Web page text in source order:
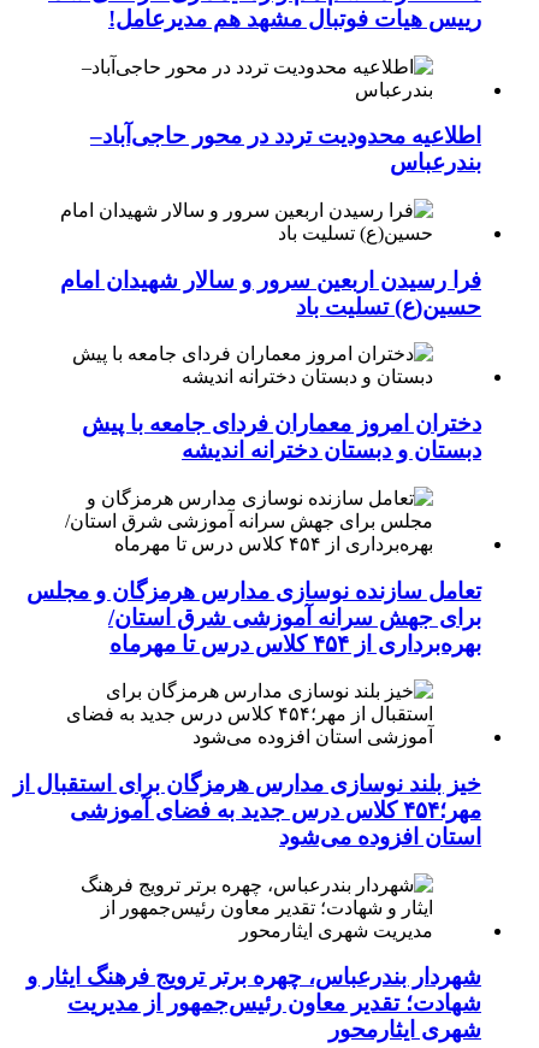
رییس هیات فوتبال مشهد هم مدیرعامل!
اطلاعیه محدودیت تردد در محور حاجی‌آباد–
بندرعباس
فرا رسیدن اربعین سرور و سالار شهیدان امام
حسین(ع) تسلیت باد
دختران امروز معماران فردای جامعه با پیش
دبستان و دبستان دخترانه اندیشه
تعامل سازنده نوسازی مدارس هرمزگان و مجلس
برای جهش سرانه آموزشی شرق استان/
بهره‌برداری از ۴۵۴ کلاس درس تا مهرماه
خیز بلند نوسازی مدارس هرمزگان برای استقبال از
مهر؛۴۵۴ کلاس درس جدید به فضای آموزشی
استان افزوده می‌شود
شهردار بندرعباس، چهره برتر ترویج فرهنگ ایثار و
شهادت؛ تقدیر معاون رئیس‌جمهور از مدیریت
شهری ایثارمحور